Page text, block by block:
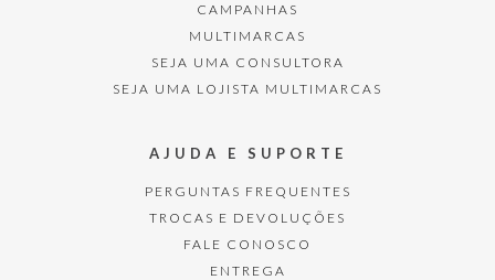
CAMPANHAS
MULTIMARCAS
SEJA UMA CONSULTORA
SEJA UMA LOJISTA MULTIMARCAS
AJUDA E SUPORTE
PERGUNTAS FREQUENTES
TROCAS E DEVOLUÇÕES
FALE CONOSCO
ENTREGA